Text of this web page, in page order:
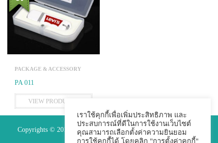
PACKAGE & ACCESSORY
PA 011
VIEW PRODUCTS
Copyrights © 2015 Premium Perfect Co.,ltd. All Rights Reserved.
เราใช้คุกกี้เพื่อเพิ่มประสิทธิภาพ และ
ประสบการณ์ที่ดีในการใช้งานเว็บไซต์
คุณสามารถเลือกตั้งค่าความยินยอม
การใช้คุกกี้ได้ โดยคลิก "การตั้งค่าคุกกี้"